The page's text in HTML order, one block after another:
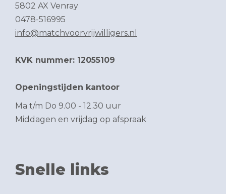
5802 AX Venray
0478-516995
info@matchvoorvrijwilligers.nl
KVK nummer: 12055109
Openingstijden kantoor
Ma t/m Do 9.00 - 12.30 uur
Middagen en vrijdag op afspraak
Snelle links